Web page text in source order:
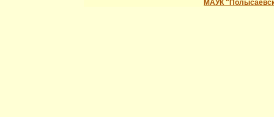
МАУК